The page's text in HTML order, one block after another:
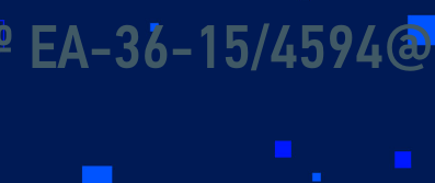
ЕА-36-15/4594@